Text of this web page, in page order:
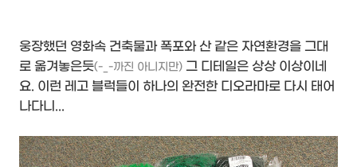
웅장했던 영화속 건축물과 폭포와 산 같은 자연환경을 그대
로 옮겨놓은듯(-_-까진 아니지만) 그 디테일은 상상 이상이네
요. 이런 레고 블럭들이 하나의 완전한 디오라마로 다시 태어
나다니...